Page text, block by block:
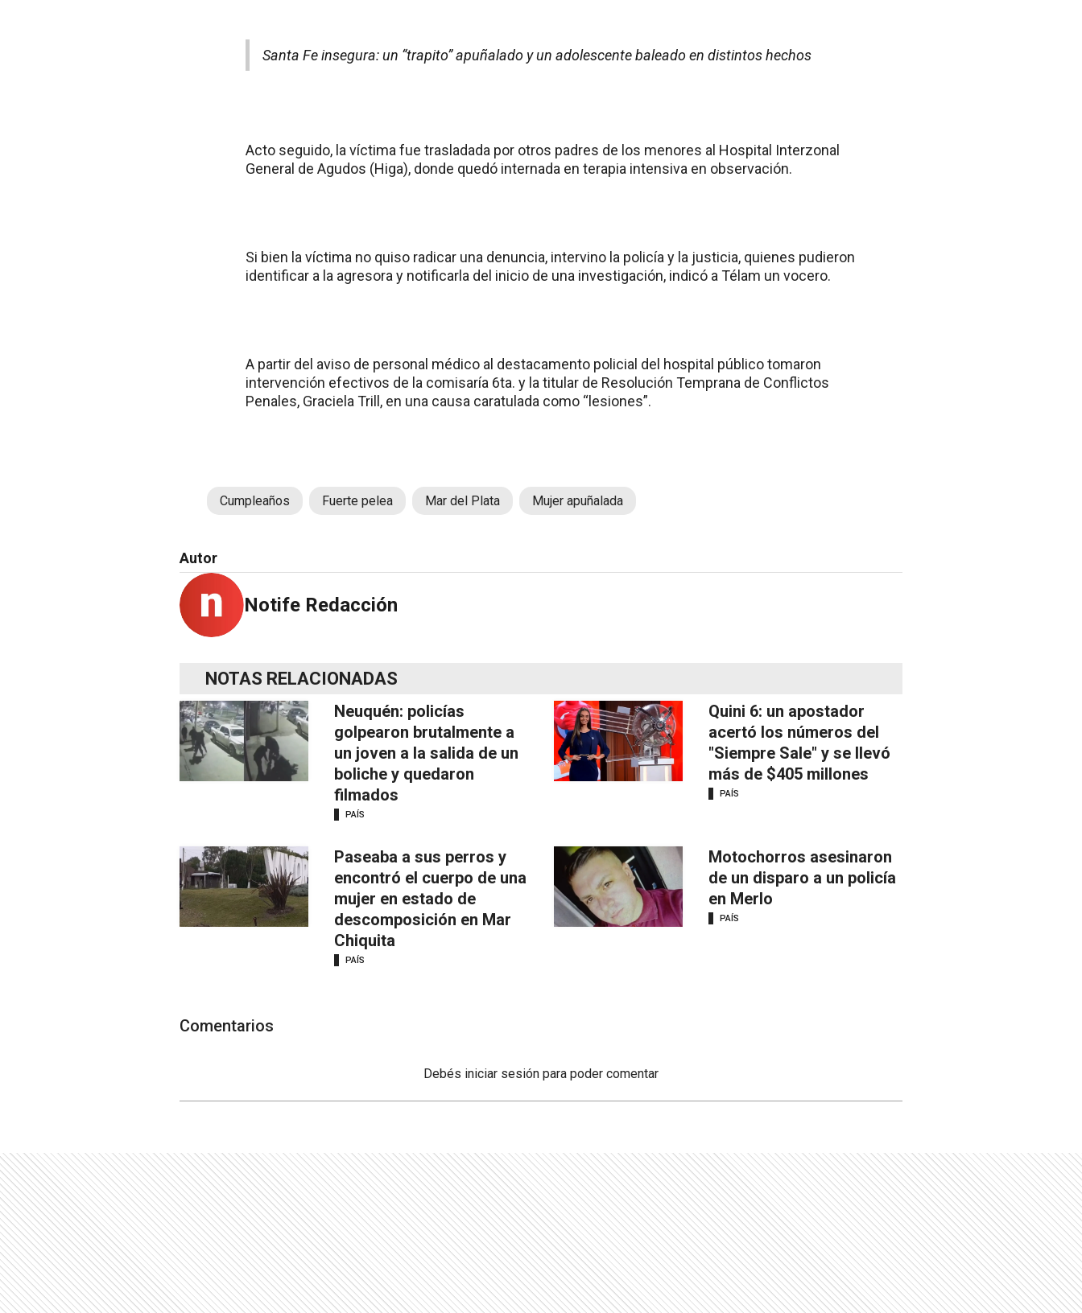
Santa Fe insegura: un “trapito” apuñalado y un adolescente baleado en distintos hechos
Acto seguido, la víctima fue trasladada por otros padres de los menores al Hospital Interzonal
General de Agudos (Higa), donde quedó internada en terapia intensiva en observación.
Si bien la víctima no quiso radicar una denuncia, intervino la policía y la justicia, quienes pudieron
identificar a la agresora y notificarla del inicio de una investigación, indicó a Télam un vocero.
A partir del aviso de personal médico al destacamento policial del hospital público tomaron
intervención efectivos de la comisaría 6ta. y la titular de Resolución Temprana de Conflictos
Penales, Graciela Trill, en una causa caratulada como “lesiones”.
Cumpleaños Fuerte pelea Mar del Plata Mujer apuñalada
Autor
Notife Redacción
NOTAS RELACIONADAS
Neuquén: policías
golpearon brutalmente a
un joven a la salida de un
boliche y quedaron
filmados
PAÍS
Quini 6: un apostador
acertó los números del
"Siempre Sale" y se llevó
más de $405 millones
PAÍS
Paseaba a sus perros y
encontró el cuerpo de una
mujer en estado de
descomposición en Mar
Chiquita
PAÍS
Motochorros asesinaron
de un disparo a un policía
en Merlo
PAÍS
Comentarios
Debés iniciar sesión para poder comentar